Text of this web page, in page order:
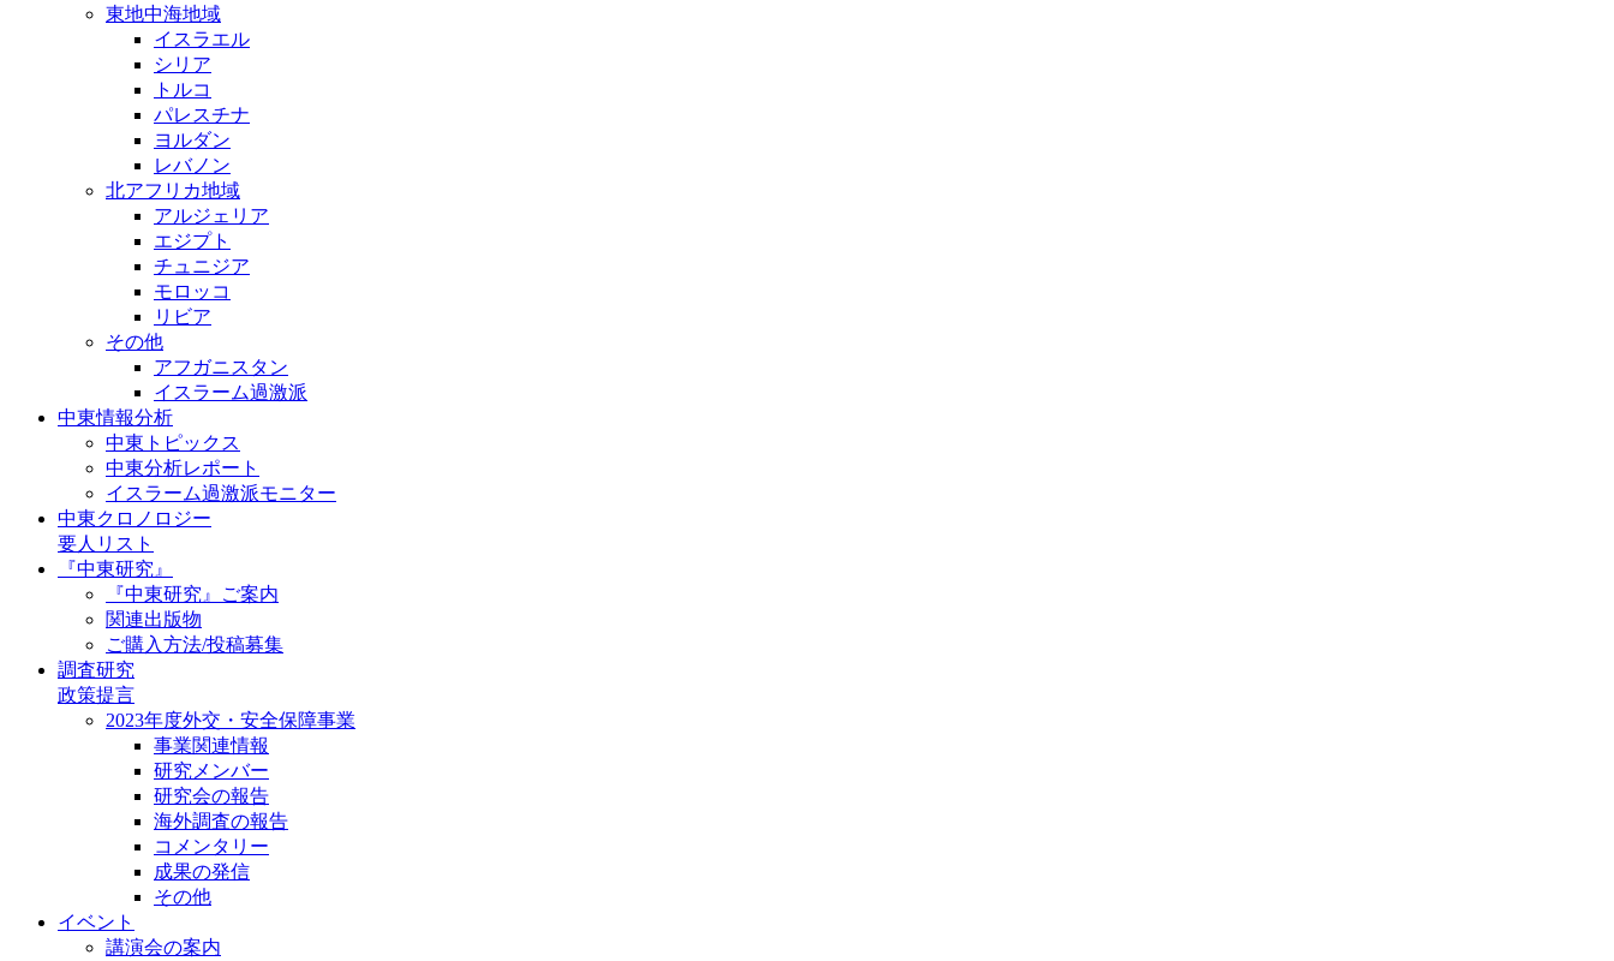
東地中海地域
イスラエル
シリア
トルコ
パレスチナ
ヨルダン
レバノン
北アフリカ地域
アルジェリア
エジプト
チュニジア
モロッコ
リビア
その他
アフガニスタン
イスラーム過激派
中東情報分析
中東トピックス
中東分析レポート
イスラーム過激派モニター
中東クロノロジー
要人リスト
『中東研究』
『中東研究』ご案内
関連出版物
ご購入方法/投稿募集
調査研究
政策提言
2023年度外交・安全保障事業
事業関連情報
研究メンバー
研究会の報告
海外調査の報告
コメンタリー
成果の発信
その他
イベント
講演会の案内